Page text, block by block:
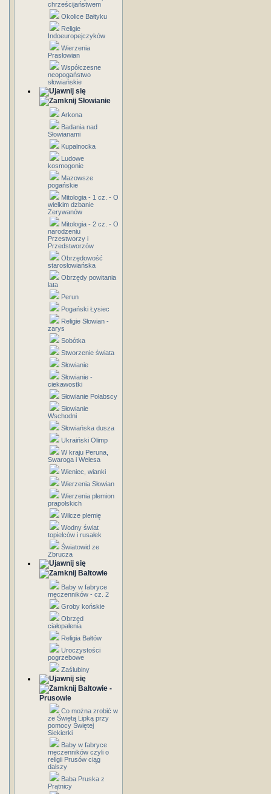
chrześcijaństwem
Okolice Bałtyku
Religie
Indoeuropejczyków
Wierzenia
Prasłowian
Współczesne
neopogaństwo
słowiańskie
Słowianie
Arkona
Badania nad
Słowianami
Kupalnocka
Ludowe
kosmogonie
Mazowsze
pogańskie
Mitologia - 1 cz. - O
wielkim dzbanie
Zerywanów
Mitologia - 2 cz. - O
narodzeniu
Przestworzy i
Przedstworzów
Obrzędowość
starosłowiańska
Obrzędy powitania
lata
Perun
Pogański Łysiec
Religie Słowian -
zarys
Sobótka
Stworzenie świata
Słowianie
Słowianie -
ciekawostki
Słowianie Połabscy
Słowianie
Wschodni
Słowiańska dusza
Ukraiński Olimp
W kraju Peruna,
Swaroga i Welesa
Wieniec, wianki
Wierzenia Słowian
Wierzenia plemion
prapolskich
Wilcze plemię
Wodny świat
topielców i rusałek
Światowid ze
Zbrucza
Bałtowie
Baby w fabryce
męczenników - cz. 2
Groby końskie
Obrzęd
ciałopalenia
Religia Bałtów
Uroczystości
pogrzebowe
Zaślubiny
Bałtowie -
Prusowie
Co można zrobić w
ze Świętą Lipką przy
pomocy Świętej
Siekierki
Baby w fabryce
męczenników czyli o
religii Prusów ciąg
dalszy
Baba Pruska z
Prątnicy